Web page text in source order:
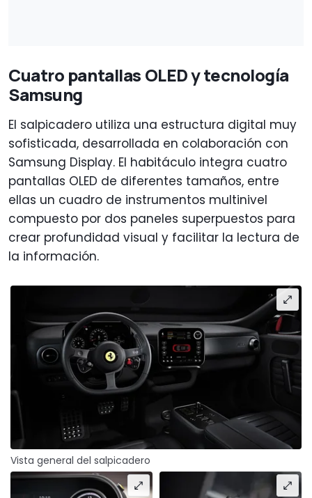
Cuatro pantallas OLED y tecnología
Samsung
El salpicadero utiliza una estructura digital muy
sofisticada, desarrollada en colaboración con
Samsung Display. El habitáculo integra cuatro
pantallas OLED de diferentes tamaños, entre
ellas un cuadro de instrumentos multinivel
compuesto por dos paneles superpuestos para
crear profundidad visual y facilitar la lectura de
la información.
Vista general del salpicadero